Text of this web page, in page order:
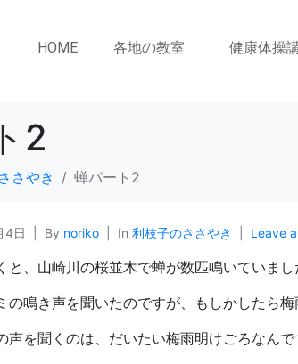
HOME 各地の教室 健康体操
2
さやき 蝉パート2
4日 By noriko In 利枝子のささやき Leave
と、山崎川の桜並木で蝉が数匹鳴いていまし
の鳴き声を聞いたのですが、もしかしたら梅
声を聞くのは、だいたい梅雨明けごろなんで